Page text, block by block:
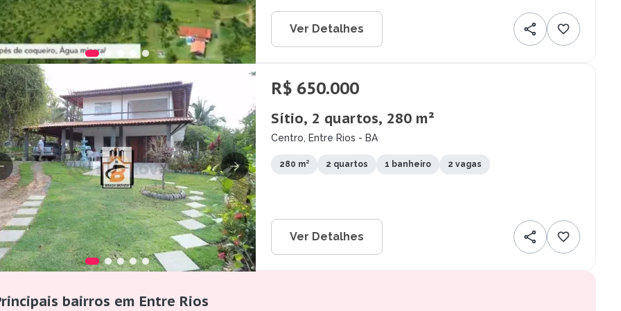
Ver Detalhes
R$ 650.000
Sítio, 2 quartos, 280 m²
Centro, Entre Rios - BA
280 m² 2 quartos 1 banheiro 2 vagas
Ver Detalhes
bairros em Entre Rios